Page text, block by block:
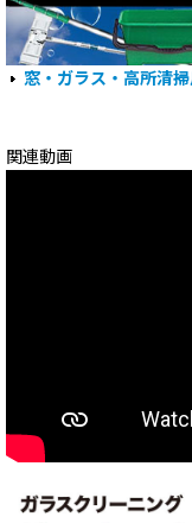
窓・ガラス・高所清
関連動画